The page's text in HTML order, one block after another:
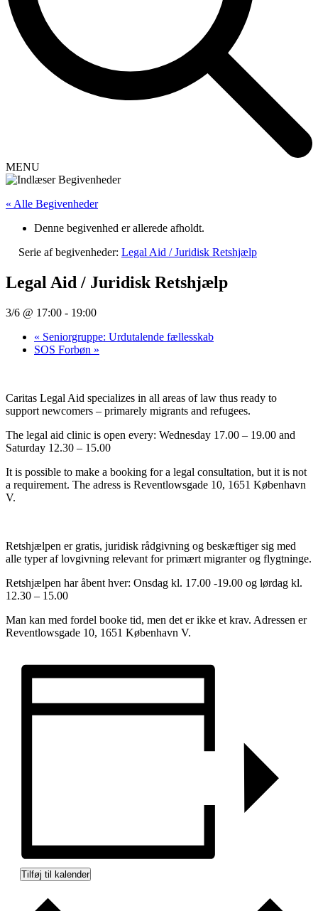
MENU
« Alle Begivenheder
Denne begivenhed er allerede afholdt.
Serie af begivenheder: Legal Aid / Juridisk Retshjælp
Legal Aid / Juridisk Retshjælp
3/6 @ 17:00 - 19:00
« Seniorgruppe: Urdutalende fællesskab
SOS Forbøn »
Caritas Legal Aid specializes in all areas of law thus ready to
support newcomers – primarely migrants and refugees.
The legal aid clinic is open every: Wednesday 17.00 – 19.00 and
Saturday 12.30 – 15.00
It is possible to make a booking for a legal consultation, but it is not
a requirement. The adress is Reventlowsgade 10, 1651 København
V.
Retshjælpen er gratis, juridisk rådgivning og beskæftiger sig med
alle typer af lovgivning relevant for primært migranter og flygtninge.
Retshjælpen har åbent hver: Onsdag kl. 17.00 -19.00 og lørdag kl.
12.30 – 15.00
Man kan med fordel booke tid, men det er ikke et krav. Adressen er
Reventlowsgade 10, 1651 København V.
Tilføj til kalender